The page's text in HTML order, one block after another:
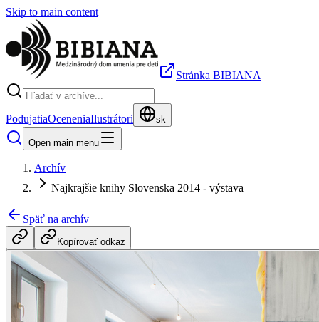
Skip to main content
Stránka BIBIANA
PodujatiaOceneniaIlustrátori sk
Open main menu
Archív
Najkrajšie knihy Slovenska 2014 - výstava
Späť na archív
Kopírovať odkaz